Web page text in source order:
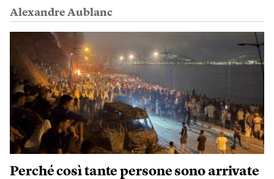
Alexandre Aublanc
Perché così tante persone sono arrivate